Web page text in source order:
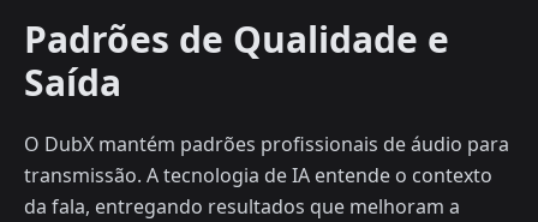
Padrões de Qualidade e
Saída
O DubX mantém padrões profissionais de áudio para
transmissão. A tecnologia de IA entende o contexto
da fala, entregando resultados que melhoram a